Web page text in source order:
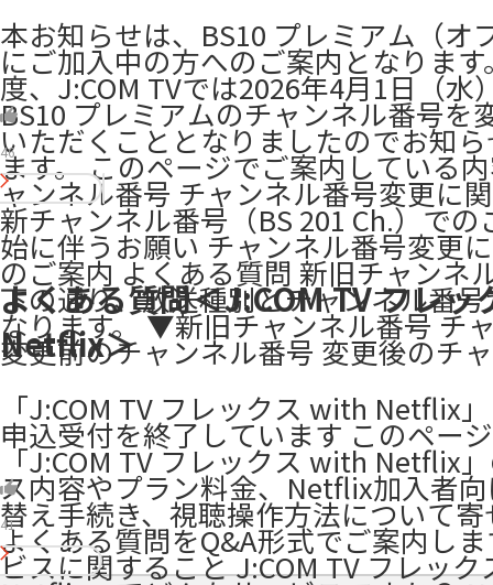
本お知らせは、BS10 プレミアム（オ
にご加入中の方へのご案内となります
度、J:COM TVでは2026年4月1日（水
BS10 プレミアムのチャンネル番号を
いただくこととなりましたのでお知
ます。 このページでご案内している
ャンネル番号 チャンネル番号変更に
新チャンネル番号（BS 201 Ch.）での
始に伴うお願い チャンネル番号変更
のご案内 よくある質問 新旧チャンネ
下の通り、放送種別とチャンネル番
なります。 ▼新旧チャンネル番号 チ
変更前のチャンネル番号 変更後のチ
46
よくある質問＜J:COM TV フレ
Netflix＞
「J:COM TV フレックス with Netflix
申込受付を終了しています このペー
「J:COM TV フレックス with Netflix
ス内容やプラン料金、Netflix加入者
替え手続き、視聴操作方法について
よくある質問をQ&A形式でご案内し
ビスに関すること J:COM TV フレッ
41